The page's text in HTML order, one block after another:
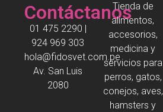
Contáctanos
01 475 2290 |
924 969 303
hola@fidosvet.com.pe
Av. San Luis
2080
Tienda de
alimentos,
accesorios,
medicina y
servicios para
perros, gatos,
conejos, aves,
hamsters y